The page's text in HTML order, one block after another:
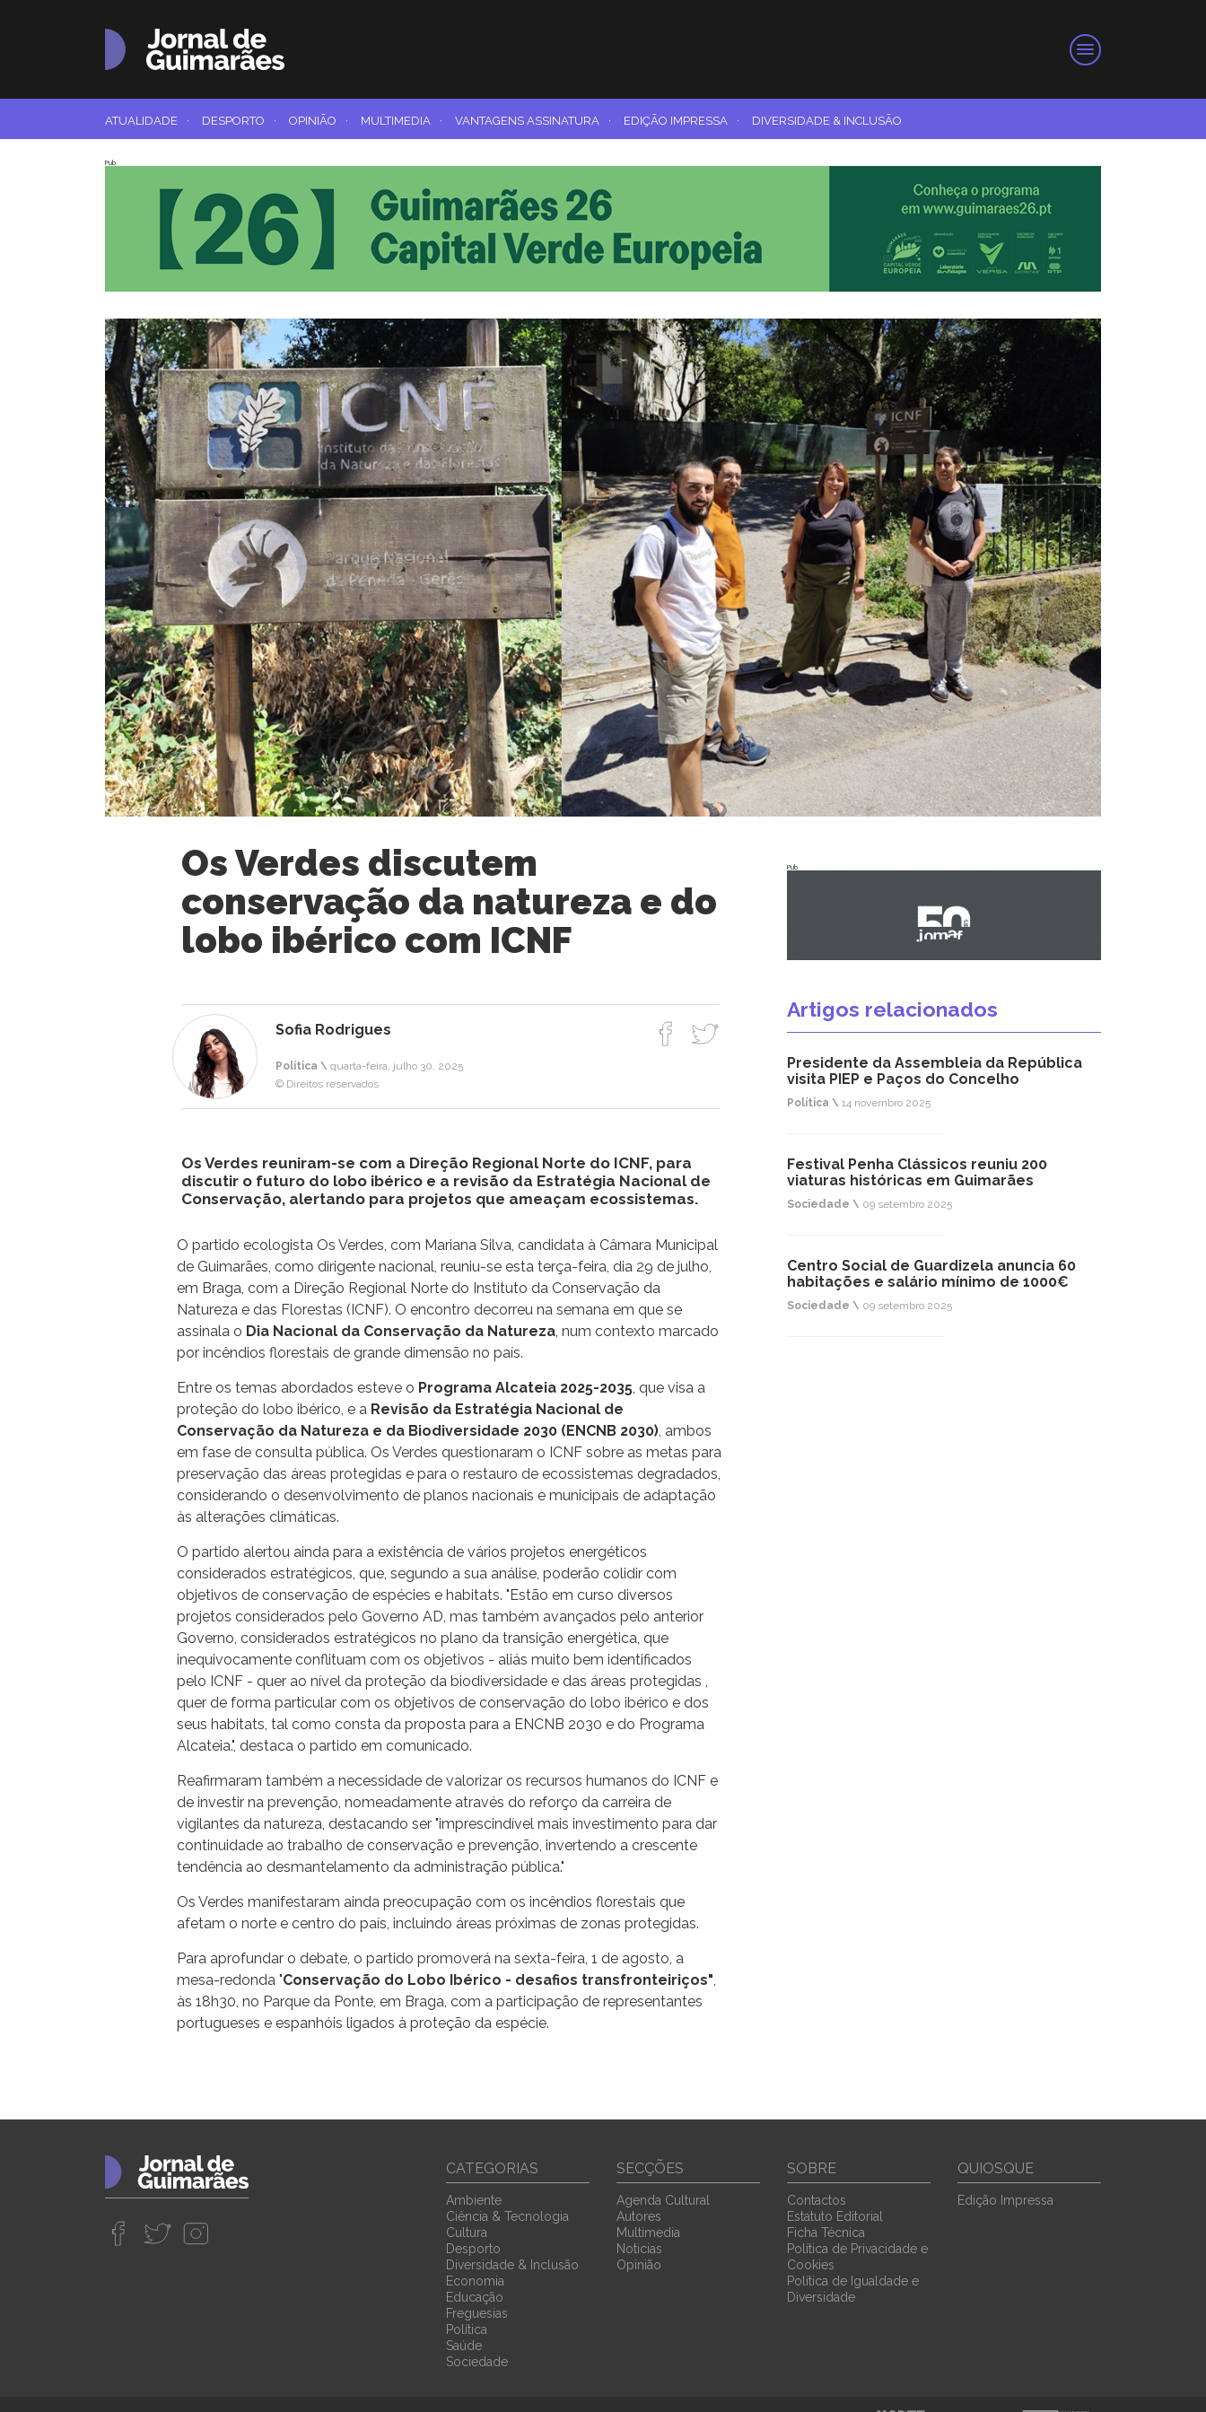
ATUALIDADE · DESPORTO · OPINIÃO · MULTIMEDIA · VANTAGENS ASSINATURA · EDIÇÃO IMPRESSA · DIVERSIDADE & INCLUSÃO
Pub
Os Verdes discutem
conservação da natureza e do
lobo ibérico com ICNF
Sofia Rodrigues
Política \ quarta-feira, julho 30, 2025
© Direitos reservados
Os Verdes reuniram-se com a Direção Regional Norte do ICNF, para
discutir o futuro do lobo ibérico e a revisão da Estratégia Nacional de
Conservação, alertando para projetos que ameaçam ecossistemas.
O partido ecologista Os Verdes, com Mariana Silva, candidata à Câmara Municipal
de Guimarães, como dirigente nacional, reuniu-se esta terça-feira, dia 29 de julho,
em Braga, com a Direção Regional Norte do Instituto da Conservação da
Natureza e das Florestas (ICNF). O encontro decorreu na semana em que se
assinala o Dia Nacional da Conservação da Natureza, num contexto marcado
por incêndios florestais de grande dimensão no país.
Entre os temas abordados esteve o Programa Alcateia 2025-2035, que visa a
proteção do lobo ibérico, e a Revisão da Estratégia Nacional de
Conservação da Natureza e da Biodiversidade 2030 (ENCNB 2030), ambos
em fase de consulta pública. Os Verdes questionaram o ICNF sobre as metas para
preservação das áreas protegidas e para o restauro de ecossistemas degradados,
considerando o desenvolvimento de planos nacionais e municipais de adaptação
às alterações climáticas.
O partido alertou ainda para a existência de vários projetos energéticos
considerados estratégicos, que, segundo a sua análise, poderão colidir com
objetivos de conservação de espécies e habitats. "Estão em curso diversos
projetos considerados pelo Governo AD, mas também avançados pelo anterior
Governo, considerados estratégicos no plano da transição energética, que
inequivocamente conflituam com os objetivos - aliás muito bem identificados
pelo ICNF - quer ao nível da proteção da biodiversidade e das áreas protegidas ,
quer de forma particular com os objetivos de conservação do lobo ibérico e dos
seus habitats, tal como consta da proposta para a ENCNB 2030 e do Programa
Alcateia.", destaca o partido em comunicado.
Reafirmaram também a necessidade de valorizar os recursos humanos do ICNF e
de investir na prevenção, nomeadamente através do reforço da carreira de
vigilantes da natureza, destacando ser "imprescindível mais investimento para dar
continuidade ao trabalho de conservação e prevenção, invertendo a crescente
tendência ao desmantelamento da administração pública."
Os Verdes manifestaram ainda preocupação com os incêndios florestais que
afetam o norte e centro do país, incluindo áreas próximas de zonas protegidas.
Para aprofundar o debate, o partido promoverá na sexta-feira, 1 de agosto, a
mesa-redonda "Conservação do Lobo Ibérico - desafios transfronteiriços",
às 18h30, no Parque da Ponte, em Braga, com a participação de representantes
portugueses e espanhóis ligados à proteção da espécie.
Pub
Artigos relacionados
Presidente da Assembleia da República
visita PIEP e Paços do Concelho
Política \ 14 novembro 2025
Festival Penha Clássicos reuniu 200
viaturas históricas em Guimarães
Sociedade \ 09 setembro 2025
Centro Social de Guardizela anuncia 60
habitações e salário mínimo de 1000€
Sociedade \ 09 setembro 2025
CATEGORIAS
Ambiente
Ciência & Tecnologia
Cultura
Desporto
Diversidade & Inclusão
Economia
Educação
Freguesias
Política
Saúde
Sociedade
SECÇÕES
Agenda Cultural
Autores
Multimedia
Noticias
Opinião
SOBRE
Contactos
Estatuto Editorial
Ficha Técnica
Política de Privacidade e
Cookies
Política de Igualdade e
Diversidade
QUIOSQUE
Edição Impressa